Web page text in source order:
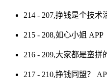
214 - 207,挣钱是个技术
215 - 208,如心小姐 APP
216 - 209,大家都是蛮
217 - 210,挣钱同盟？